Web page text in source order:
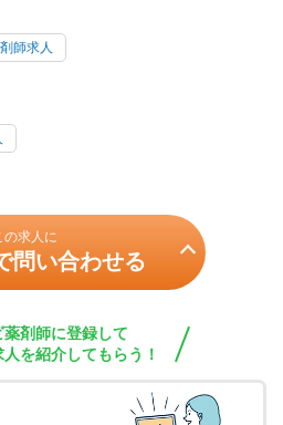
師求人
の求人に
問い合わせる
薬剤師に登録して
を紹介してもらう！